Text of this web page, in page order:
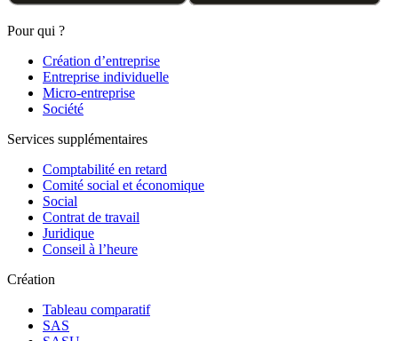
Pour qui ?
Création d’entreprise
Entreprise individuelle
Micro-entreprise
Société
Services supplémentaires
Comptabilité en retard
Comité social et économique
Social
Contrat de travail
Juridique
Conseil à l’heure
Création
Tableau comparatif
SAS